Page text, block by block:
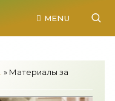
MENU
» Материалы за